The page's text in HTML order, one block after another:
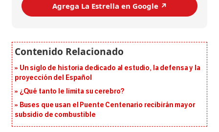
Agrega La Estrella en Google ↗️
Un siglo de historia dedicado al estudio, la defensa y la
proyección del Español
¿Qué tanto le limita su cerebro?
Buses que usan el Puente Centenario recibirán mayor
subsidio de combustible